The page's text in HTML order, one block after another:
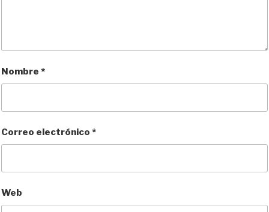
Nombre *
Correo electrónico *
Web